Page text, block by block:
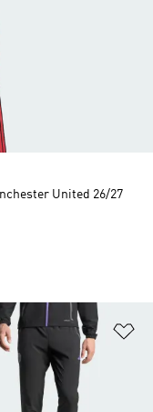
lista de deseos
United 26/27